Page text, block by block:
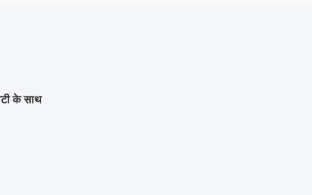
के साथ